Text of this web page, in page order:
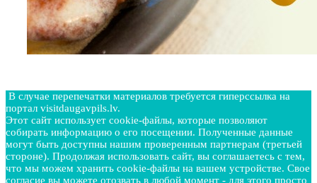
В случае перепечатки материалов требуется гиперссылка на
портал visitdaugavpils.lv.
Этот сайт использует cookie-файлы, которые позволяют
собирать информацию о его посещении. Полученные данные
могут быть доступны нашим проверенным партнерам (третьей
стороне). Продолжая использовать сайт, вы соглашаетесь с тем,
что мы можем хранить cookie-файлы на вашем устройстве. Свое
согласие вы можете отозвать в любой момент - для этого просто